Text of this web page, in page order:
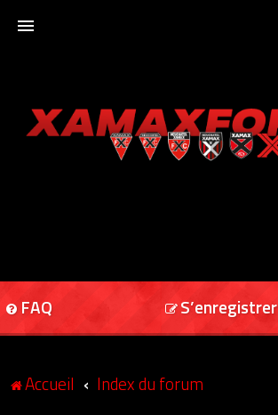
XAMAXFORUM
FAQ S’enregistrer
Accueil Index du forum